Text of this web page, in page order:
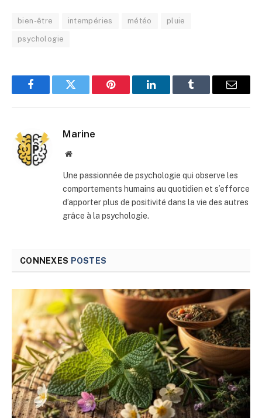
bien-être intempéries météo pluie
psychologie
FacebookTwitter Pinterest LinkedInTumblr
E-
Marine
Site
Une passionnée de psychologie qui observe les
comportements humains au quotidien et s’efforce
d’apporter plus de positivité dans la vie des autres
grâce à la psychologie.
CONNEXES POSTES